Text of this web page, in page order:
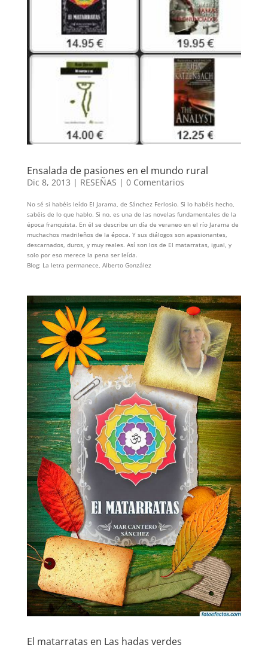
Ensalada de pasiones en el mundo rural
Dic 8, 2013 | RESEÑAS | 0 Comentarios
No sé si habéis leído El Jarama, de Sánchez Ferlosio. Si lo habéis hecho,
sabéis de lo que hablo. Si no, es una de las novelas fundamentales de la
época franquista. En él se describe un día de veraneo en el río Jarama de
muchachos madrileños de la época. Y sus diálogos son apasionantes,
descarnados, duros, y muy reales. Así son los de El matarratas, igual, y
solo por eso merece la pena ser leída.
Blog: La letra permanece, Alberto González
El matarratas en Las hadas verdes